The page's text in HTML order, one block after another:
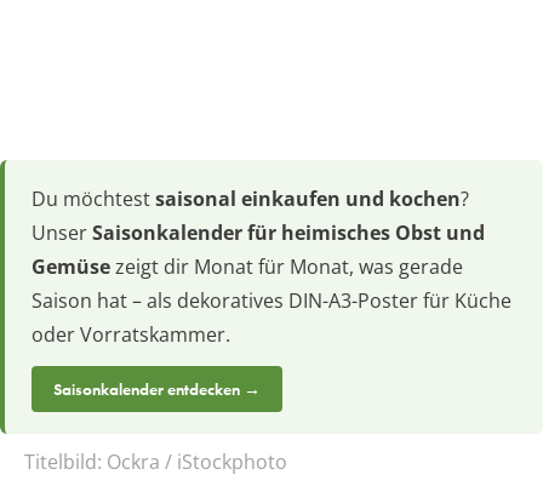
Du möchtestsaisonal einkaufen und kochen?
UnserSaisonkalender für heimisches Obst und
Gemüsezeigt dir Monat für Monat, was gerade
Saison hat – als dekoratives DIN-A3-Poster für Küche
oder Vorratskammer.
Saisonkalender entdecken →
Titelbild: Ockra / iStockphoto